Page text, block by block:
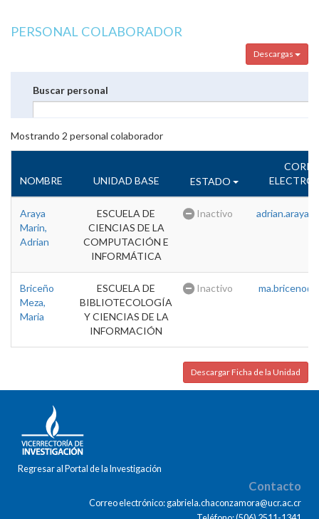
PERSONAL COLABORADOR
Descargas
Buscar personal
Mostrando 2 personal colaborador
NOMBRE UNIDAD BASE ESTADO
Araya
Marin,
Adrian
ESCUELA DE
CIENCIAS DE LA
COMPUTACIÓN E
INFORMÁTICA
Inactivo
Briceño
Meza,
Maria
ESCUELA DE
BIBLIOTECOLOGÍA
Y CIENCIAS DE LA
INFORMACIÓN
Inactivo
Descargar Ficha de la Unidad
Regresar al Portal de la Investigación
Contacto
Correo electrónico: gabriela.chaconzamora@ucr.ac.cr